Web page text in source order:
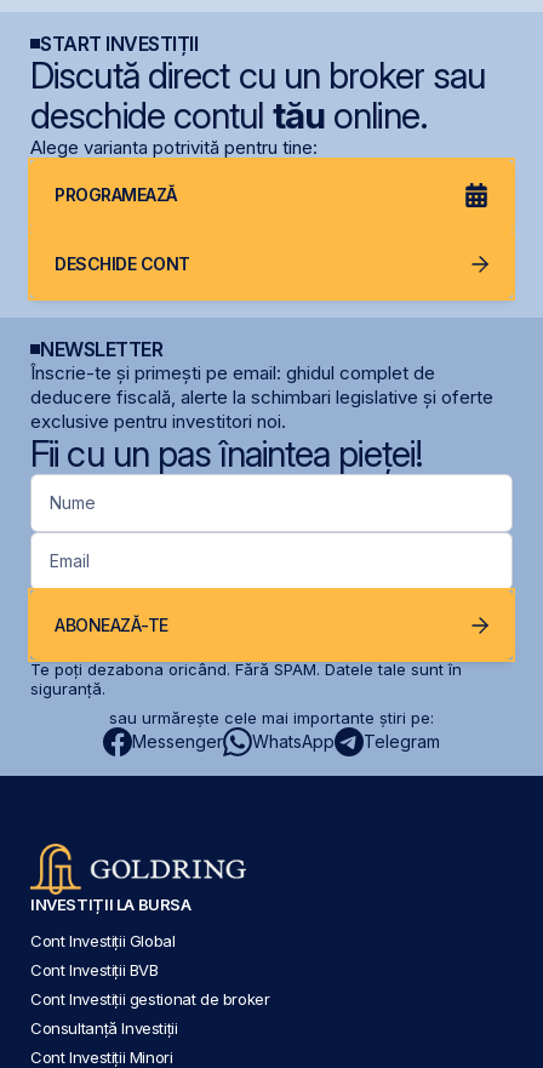
START INVESTIȚII
Discută direct cu un broker sau
deschide contul tăuonline.
Alege varianta potrivită pentru tine:
PROGRAMEAZĂ
DESCHIDE CONT
NEWSLETTER
Înscrie-te și primești pe email: ghidul complet de
deducere fiscală, alerte la schimbari legislative și oferte
exclusive pentru investitori noi.
Fii cu un pas înaintea pieței!
Nume
Email
ABONEAZĂ-TE
Te poți dezabona oricând. Fără SPAM. Datele tale sunt în
siguranță.
sau urmărește cele mai importante știri pe:
Messenger WhatsApp Telegram
INVESTIȚII LA BURSA
Cont Investiții Global
Cont Investiții BVB
Cont Investiții gestionat de broker
Consultanță Investiții
Cont Investiții Minori